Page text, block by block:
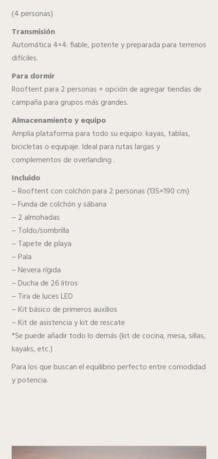
(4 personas)
Transmisión
Automática 4×4: fiable, potente y preparada para terrenos
difíciles.
Para dormir
Rooftent para 2 personas + opción de agregar tiendas de
campaña para grupos más grandes.
Almacenamiento y equipo
Amplia plataforma para todo su equipo: kayas, tablas,
bicicletas o equipaje. Ideal para rutas largas y
complementos de overlanding .
Incluido
– Rooftent con colchón para 2 personas (135×190 cm)
– Funda de colchón y sábana
– 2 almohadas
– Toldo/sombrilla
– Tapete de playa
– Pala
– Nevera rígida
– Ducha de 26 litros
– Tira de luces LED
– Kit básico de primeros auxilios
– Kit de asistencia y kit de rescate
*Se puede añadir todo lo demás (kit de cocina, mesa, sillas,
kayaks, etc.)
Para los que buscan el equilibrio perfecto entre comodidad
y potencia.